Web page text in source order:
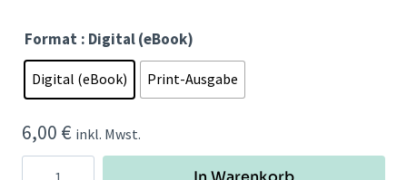
bis
8,00 €
Format : Digital (eBook)
Digital (eBook) Print-Ausgabe
6,00 € inkl. Mwst.